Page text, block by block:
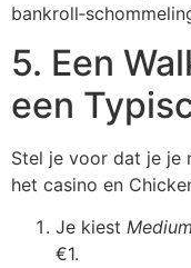
5. Een
een
Stel je voor dat je je
het casino en
Je kiest Medium
€1.